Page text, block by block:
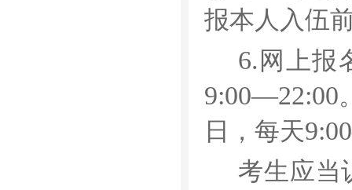
报本人入伍
6. 网上报
9:00—22:00
日，每天
考生应当